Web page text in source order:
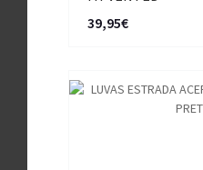
39,95€